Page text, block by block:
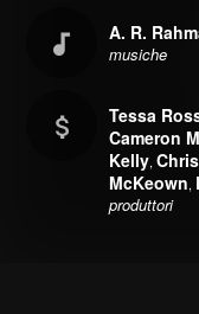
A. R.
musiche
Tessa
Cameron
Kelly,
McKeown,
produttori